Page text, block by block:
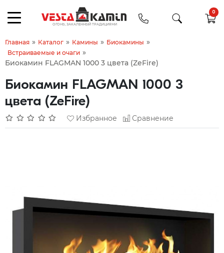
0
Главная » Каталог » Камины » Биокамины »
Встраиваемые и очаги »
Биокамин FLAGMAN 1000 3 цвета (ZeFire)
Биокамин FLAGMAN 1000 3
цвета (ZeFire)
Избранное Сравнение